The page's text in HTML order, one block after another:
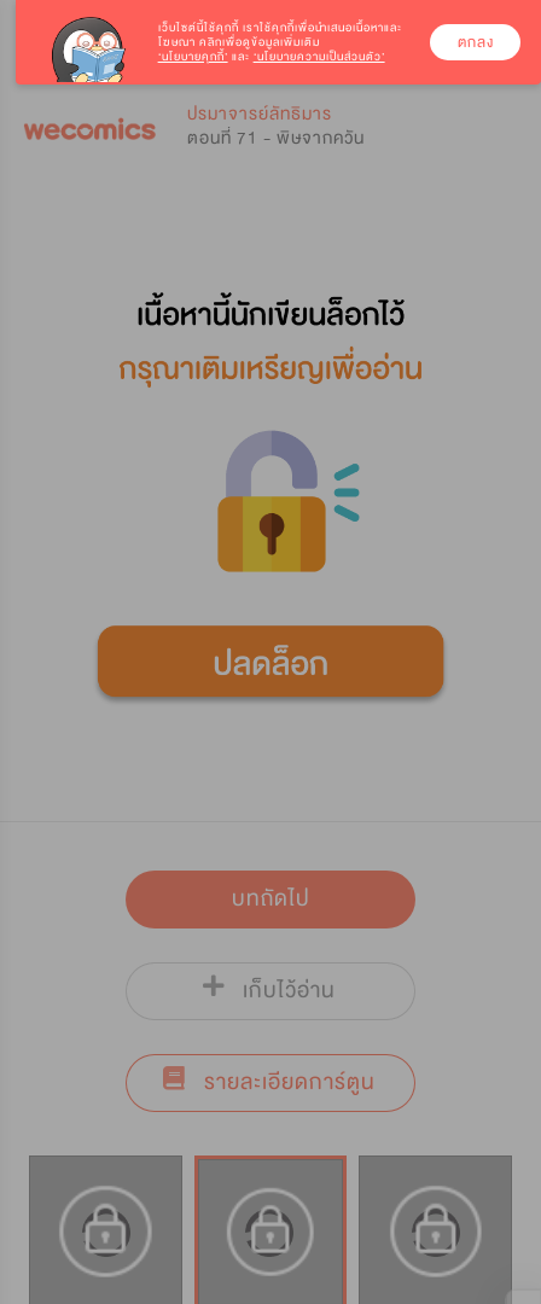
ปรมาจารย์ลัทธิมาร
ตอนที่ 71 - พิษจากควัน
บทถัดไป
เก็บไว้อ่าน
รายละเอียดการ์ตูน
เว็บไซต์นี้ใช้คุกกี้ เราใช้คุกกี้เพื่อนำเสนอเนื้อหาและ
โฆษณา คลิกเพื่อดูข้อมูลเพิ่มเติม
‘นโยบายคุกกี้’ และ ‘นโยบายความเป็นส่วนตัว’
ตกลง